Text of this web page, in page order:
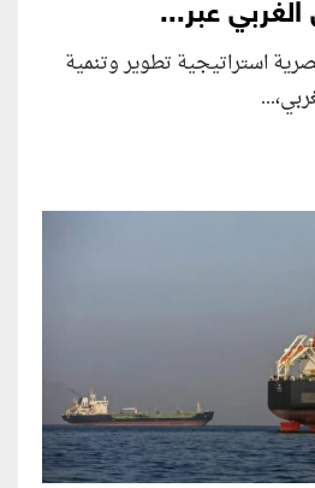
عبر...
استراتيجية تطوير وتنمية